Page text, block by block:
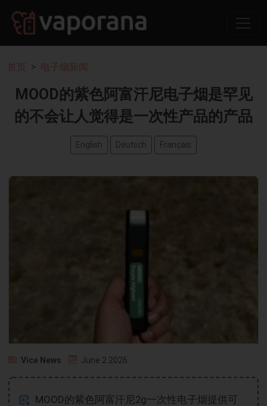
首页 电子烟新闻
MOOD的紫色阿富汗尼电子烟是罕见
的不会让人觉得是一次性产品的产品
English Deutsch Français
Vice News June 2 2026
MOOD的紫色阿富汗尼2g一次性电子烟提供可